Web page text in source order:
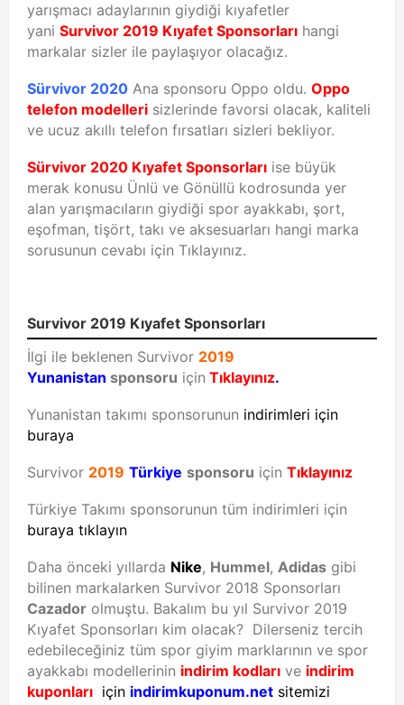
yarışmacı adaylarının giydiği kıyafetler
yani Survivor 2019 Kıyafet Sponsorları hangi
markalar sizler ile paylaşıyor olacağız.
Sürvivor 2020 Ana sponsoru Oppo oldu. Oppo
telefon modelleri sizlerinde favorsi olacak, kaliteli
ve ucuz akıllı telefon fırsatları sizleri bekliyor.
Sürvivor 2020 Kıyafet Sponsorları ise büyük
merak konusu Ünlü ve Gönüllü kodrosunda yer
alan yarışmacıların giydiği spor ayakkabı, şort,
eşofman, tişört, takı ve aksesuarları hangi marka
sorusunun cevabı için Tıklayınız.
Survivor 2019 Kıyafet Sponsorları
İlgi ile beklenen Survivor 2019
Yunanistan sponsoru için Tıklayınız.
Yunanistan takımı sponsorunun indirimleri için
buraya
Survivor 2019 Türkiye sponsoru için Tıklayınız
Türkiye Takımı sponsorunun tüm indirimleri için
buraya tıklayın
Daha önceki yıllarda Nike, Hummel, Adidas gibi
bilinen markalarken Survivor 2018 Sponsorları
Cazador olmuştu. Bakalım bu yıl Survivor 2019
Kıyafet Sponsorları kim olacak? Dilerseniz tercih
edebileceğiniz tüm spor giyim marklarının ve spor
ayakkabı modellerinin indirim kodları ve indirim
kuponları için indirimkuponum.net sitemizi